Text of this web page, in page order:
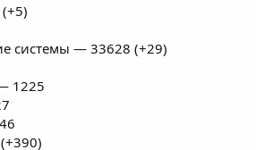
системы — 33628 (+29)
1225